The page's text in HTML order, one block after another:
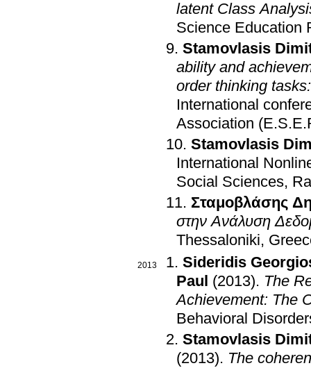
latent Class
Science Education
Stamovlasis
ability and
order thinking
International
Association
Stamovlasis
International
Social Sciences,
Σταμοβλάσης
στην Ανάλυση
Thessaloniki,
2013
Sideridis
Paul (2013). The
Achievement: The
Behavioral
Stamovlasis
(2013). The